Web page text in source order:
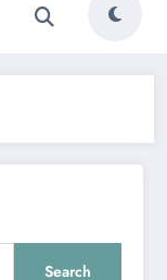
Search